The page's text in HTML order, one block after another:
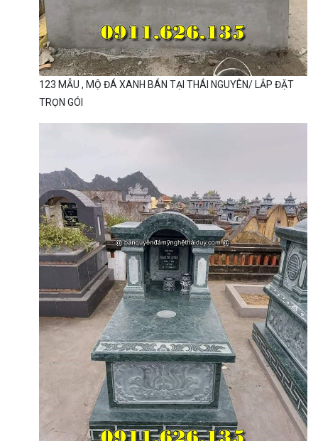
123 MẪU , MỘ ĐÁ XANH BÁN TẠI THÁI NGUYÊN/ LẮP ĐẶT
TRỌN GÓI